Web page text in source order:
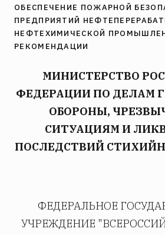
ОБЕСПЕЧЕНИЕ ПОЖАРНОЙ
ПРЕДПРИЯТИЙ
НЕФТЕХИМИЧЕСКОЙ
РЕКОМЕНДАЦИИ
МИНИСТЕРСТВО
ФЕДЕРАЦИИ ПО ДЕЛАМ
ОБОРОНЫ,
СИТУАЦИЯМ И
ПОСЛЕДСТВИЙ
ФЕДЕРАЛЬНОЕ
УЧРЕЖДЕНИЕ